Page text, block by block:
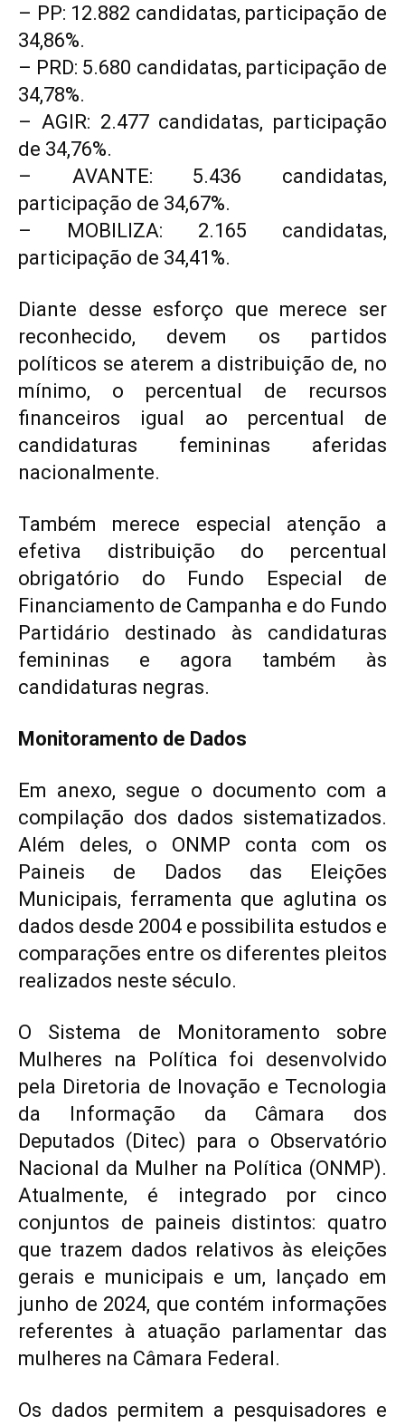
– PP: 12.882 candidatas, participação de
34,86%.
– PRD: 5.680 candidatas, participação de
34,78%.
– AGIR: 2.477 candidatas, participação
de 34,76%.
– AVANTE: 5.436 candidatas,
participação de 34,67%.
– MOBILIZA: 2.165 candidatas,
participação de 34,41%.
Diante desse esforço que merece ser
reconhecido, devem os partidos
políticos se aterem a distribuição de, no
mínimo, o percentual de recursos
financeiros igual ao percentual de
candidaturas femininas aferidas
nacionalmente.
Também merece especial atenção a
efetiva distribuição do percentual
obrigatório do Fundo Especial de
Financiamento de Campanha e do Fundo
Partidário destinado às candidaturas
femininas e agora também às
candidaturas negras.
Monitoramento de Dados
Em anexo, segue o documento com a
compilação dos dados sistematizados.
Além deles, o ONMP conta com os
Paineis de Dados das Eleições
Municipais, ferramenta que aglutina os
dados desde 2004 e possibilita estudos e
comparações entre os diferentes pleitos
realizados neste século.
O Sistema de Monitoramento sobre
Mulheres na Política foi desenvolvido
pela Diretoria de Inovação e Tecnologia
da Informação da Câmara dos
Deputados (Ditec) para o Observatório
Nacional da Mulher na Política (ONMP).
Atualmente, é integrado por cinco
conjuntos de paineis distintos: quatro
que trazem dados relativos às eleições
gerais e municipais e um, lançado em
junho de 2024, que contém informações
referentes à atuação parlamentar das
mulheres na Câmara Federal.
Os dados permitem a pesquisadores e